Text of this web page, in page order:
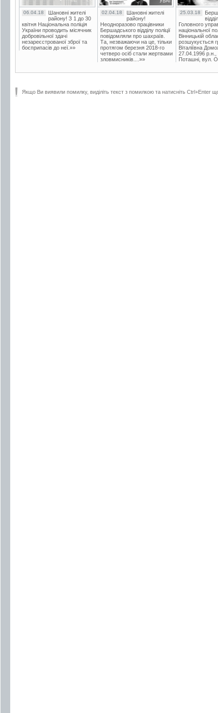
06.04.18
Шановні жителі
району! З 1 до 30
квітня Національна поліція
України проводить місячник
добровільної здачі
незареєстрованої зброї та
боєприпасів до неї.»»
02.04.18
Шановні жителі
району!
Неодноразово працівники
Бершадського відділу поліції
повідомляли про шахраїв.
Та, незважаючи на це, тільки
протягом березня 2018-го
четверо осіб стали жертвами
зловмисників....»»
25.03.18
Головного
національної
Вінницькій
розшукується
Віталіївна
27.04.1996 р.н.,
Поташні, вул.
Якщо Ви виявили помилку, виділіть текст з помилкою та натисніть Ctrl+Enter